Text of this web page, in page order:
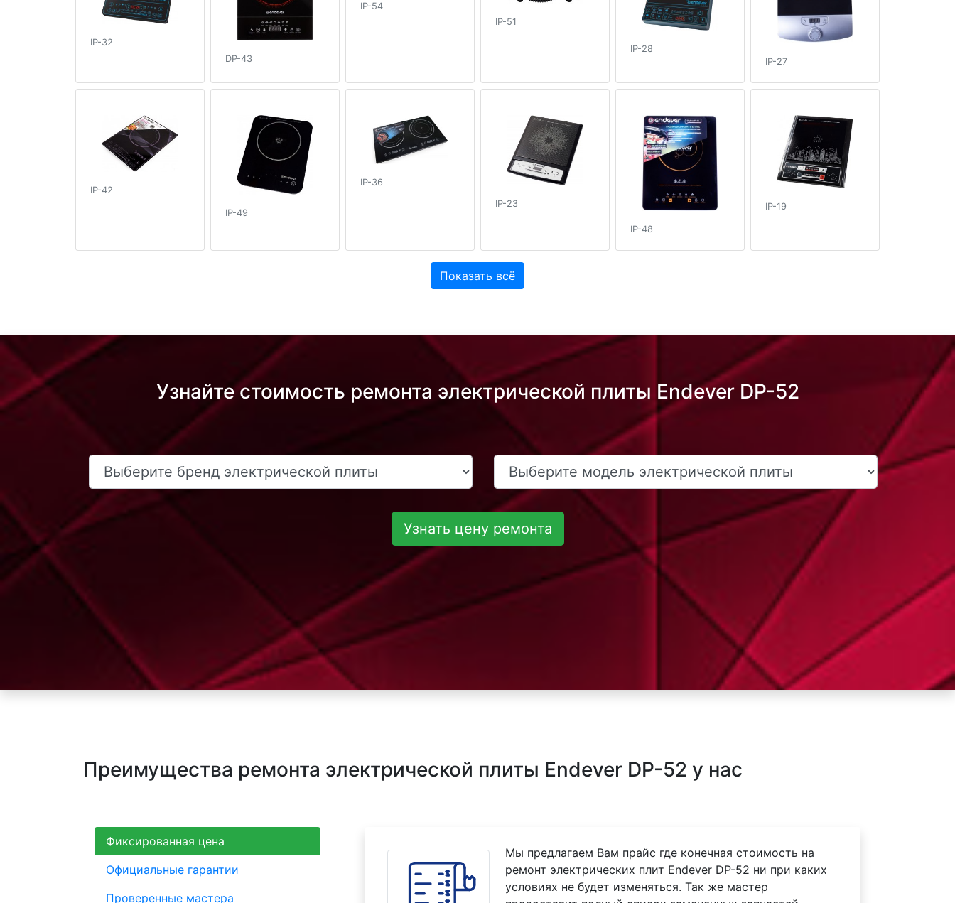
IP-32
DP-43
IP-54
IP-51
IP-28
IP-27
IP-42
IP-49
IP-36
IP-23
IP-48
IP-19
Показать всё
Узнайте стоимость ремонта электрической плиты Endever DP-52
Узнать цену ремонта
Преимущества ремонта электрической плиты Endever DP-52 у нас
Фиксированная цена
Официальные гарантии
Проверенные мастера
Мы предлагаем Вам прайс где конечная стоимость на
ремонт электрических плит Endever DP-52 ни при каких
условиях не будет изменяться. Так же мастер